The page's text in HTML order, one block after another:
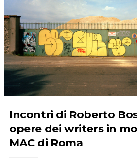
Incontri di Roberto
opere dei writers in
MAC di Roma